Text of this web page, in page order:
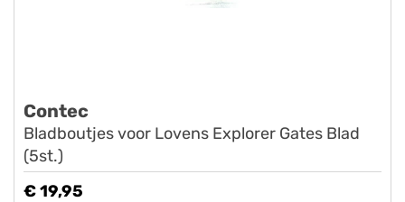
Contec
Bladboutjes voor Lovens Explorer Gates Blad
(5st.)
€ 19,95